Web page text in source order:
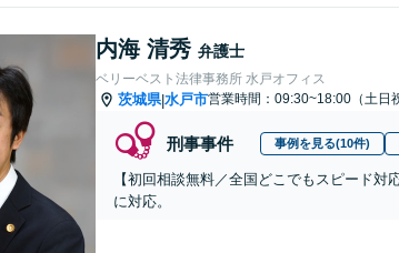
内海 清秀 弁護士
ベリーベスト法律事務所 水戸オフィス
茨城県|水戸市営業時間：09:30~18:00（土日
刑事事件 事例を見る(10件)
【初回相談無料／全国どこでもスピード
に対応。